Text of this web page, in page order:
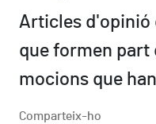
Articles d'opinió
que formen part
mocions que
Comparteix-ho